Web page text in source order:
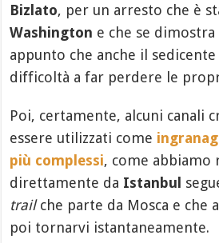
Bizlato, per un arresto che è
Washington e che se
appunto che anche il
difficoltà a far perdere le
Poi, certamente, alcuni canali
essere utilizzati come
più complessi, come abbiamo
direttamente da Istanbul
trailche parte da Mosca e che
poi tornarvi istantaneamente.